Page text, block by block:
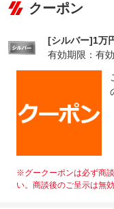
クーポン
[シルバー]1万
有効期限：有
※グークーポンは必ず商
い。商談後のご呈示は無